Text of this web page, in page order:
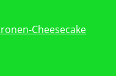
Cheesecake